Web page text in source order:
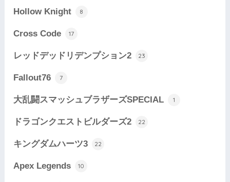
Hollow Knight 8
Cross Code 17
レッドデッドリデンプション2 23
Fallout76 7
大乱闘スマッシュブラザーズSPECIAL 1
ドラゴンクエストビルダーズ2 22
キングダムハーツ3 22
Apex Legends 10